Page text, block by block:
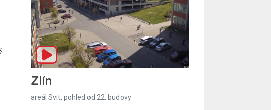
Zlín
areál Svit, pohled od 22. budovy